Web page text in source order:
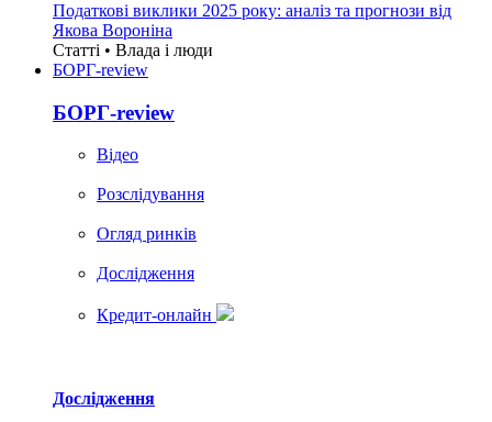
Податкові виклики 2025 року: аналіз та прогнози від
Якова Вороніна
Статті • Влада i люди
БОРГ-review
БОРГ-review
Вiдео
Розслідування
Огляд ринків
Дослідження
Кредит-онлайн
Дослідження